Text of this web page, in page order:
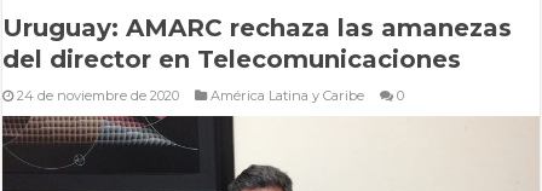
Uruguay: AMARC rechaza las amanezas
del director en Telecomunicaciones
24 de noviembre de 2020 América Latina y Caribe 0